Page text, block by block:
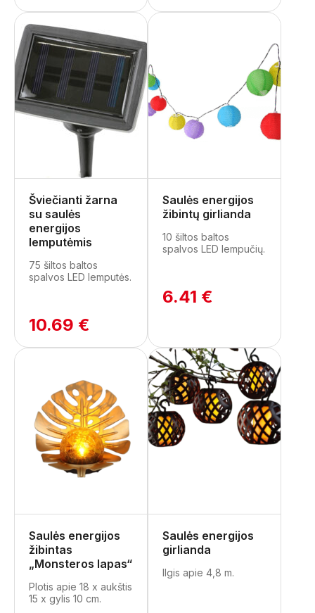
Šviečianti žarna
su saulės
energijos
lemputėmis
75 šiltos baltos
spalvos LED lemputės.
10.69 €
Saulės energijos
žibintų girlianda
10 šiltos baltos
spalvos LED lempučių.
6.41 €
Saulės energijos
žibintas
„Monsteros lapas“
Plotis apie 18 x aukštis
15 x gylis 10 cm.
Saulės energijos
girlianda
Ilgis apie 4,8 m.